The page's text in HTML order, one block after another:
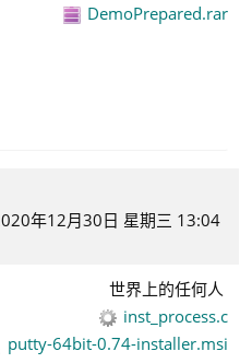
DemoPrepared.rar
年12月30日 星期三 13:04
世界上的任何人
inst_process.c
putty-64bit-0.74-installer.msi